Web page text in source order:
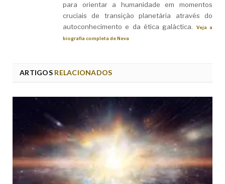
para orientar a humanidade em momentos
cruciais de transição planetária através do
autoconhecimento e da ética galáctica.
Veja a
biografia completa de Neva
ARTIGOSRELACIONADOS